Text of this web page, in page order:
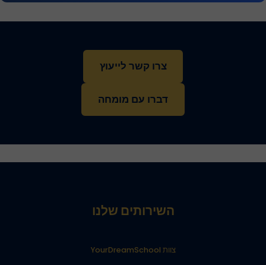
צרו קשר לייעוץ
דברו עם מומחה
השירותים שלנו
צוות YourDreamSchool